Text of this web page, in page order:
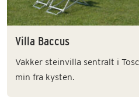
Villa Baccus
Vakker steinvilla sentralt i
min fra kysten.